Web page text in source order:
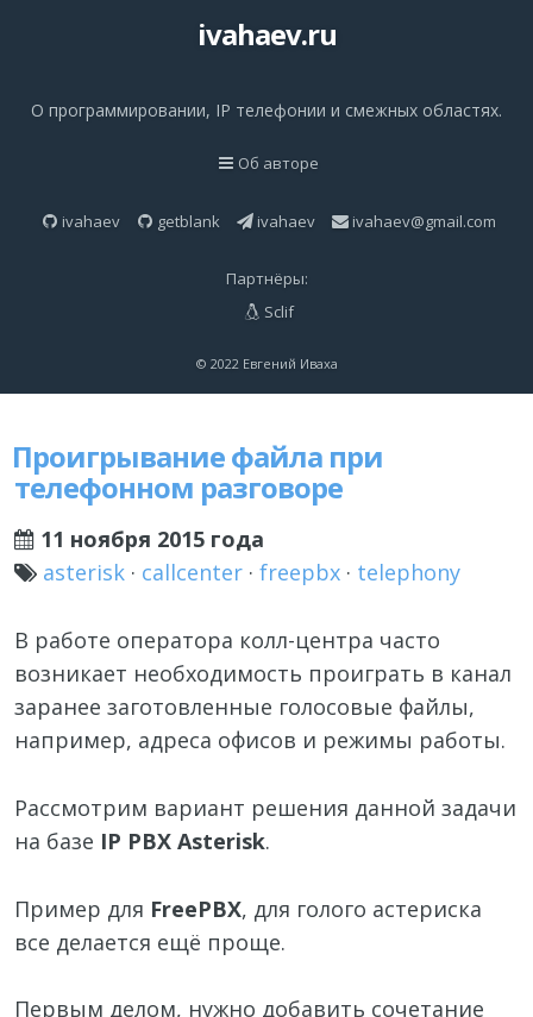
ivahaev.ru
О программировании, IP телефонии и смежных областях.
Об авторе
ivahaev getblank ivahaev ivahaev@gmail.com
Партнёры:
Sclif
© 2022 Евгений Иваха
Проигрывание файла при
телефонном разговоре
11 ноября 2015 года
asterisk · callcenter · freepbx · telephony
В работе оператора колл-центра часто
возникает необходимость проиграть в канал
заранее заготовленные голосовые файлы,
например, адреса офисов и режимы работы.
Рассмотрим вариант решения данной задачи
на базе IP PBX Asterisk.
Пример для FreePBX, для голого астериска
все делается ещё проще.
Первым делом, нужно добавить сочетание